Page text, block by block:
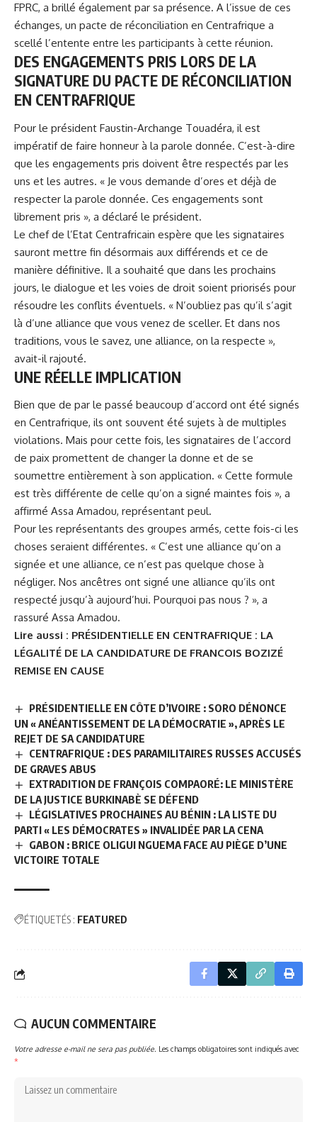
FPRC, a brillé également par sa présence. A l’issue de ces
échanges, un pacte de réconciliation en Centrafrique a
scellé l’entente entre les participants à cette réunion.
DES ENGAGEMENTS PRIS LORS DE LA
SIGNATURE DU PACTE DE RÉCONCILIATION
EN CENTRAFRIQUE
Pour le président Faustin-Archange Touadéra, il est
impératif de faire honneur à la parole donnée. C’est-à-dire
que les engagements pris doivent être respectés par les
uns et les autres. « Je vous demande d’ores et déjà de
respecter la parole donnée. Ces engagements sont
librement pris », a déclaré le président.
Le chef de l’Etat Centrafricain espère que les signataires
sauront mettre fin désormais aux différends et ce de
manière définitive. Il a souhaité que dans les prochains
jours, le dialogue et les voies de droit soient priorisés pour
résoudre les conflits éventuels. « N’oubliez pas qu’il s’agit
là d’une alliance que vous venez de sceller. Et dans nos
traditions, vous le savez, une alliance, on la respecte »,
avait-il rajouté.
UNE RÉELLE IMPLICATION
Bien que de par le passé beaucoup d’accord ont été signés
en Centrafrique, ils ont souvent été sujets à de multiples
violations. Mais pour cette fois, les signataires de l’accord
de paix promettent de changer la donne et de se
soumettre entièrement à son application. « Cette formule
est très différente de celle qu’on a signé maintes fois », a
affirmé Assa Amadou, représentant peul.
Pour les représentants des groupes armés, cette fois-ci les
choses seraient différentes. « C’est une alliance qu’on a
signée et une alliance, ce n’est pas quelque chose à
négliger. Nos ancêtres ont signé une alliance qu’ils ont
respecté jusqu’à aujourd’hui. Pourquoi pas nous ? », a
rassuré Assa Amadou.
Lire aussi : PRÉSIDENTIELLE EN CENTRAFRIQUE : LA
LÉGALITÉ DE LA CANDIDATURE DE FRANCOIS BOZIZÉ
REMISE EN CAUSE
PRÉSIDENTIELLE EN CÔTE D’IVOIRE : SORO DÉNONCE
UN « ANÉANTISSEMENT DE LA DÉMOCRATIE », APRÈS LE
REJET DE SA CANDIDATURE
CENTRAFRIQUE : DES PARAMILITAIRES RUSSES ACCUSÉS
DE GRAVES ABUS
EXTRADITION DE FRANÇOIS COMPAORÉ: LE MINISTÈRE
DE LA JUSTICE BURKINABÈ SE DÉFEND
LÉGISLATIVES PROCHAINES AU BÉNIN : LA LISTE DU
PARTI « LES DÉMOCRATES » INVALIDÉE PAR LA CENA
GABON : BRICE OLIGUI NGUEMA FACE AU PIÈGE D’UNE
VICTOIRE TOTALE
ÉTIQUETÉS : FEATURED
AUCUN COMMENTAIRE
Votre adresse e-mail ne sera pas publiée. Les champs obligatoires sont indiqués avec
*